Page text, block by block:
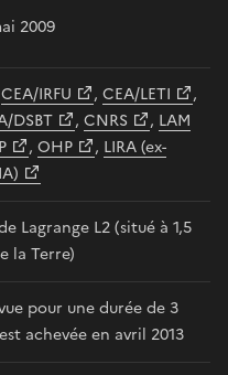
2009
CEA/IRFU , CEA/LETI
,
DSBT , CNRS , LAM
, OHP , LIRA (ex-
Lagrange L2 (situé à 1,5
la Terre)
pour une durée de 3
achevée en avril 2013